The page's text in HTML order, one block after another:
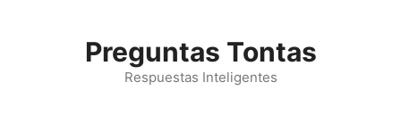
Preguntas Tontas
Respuestas Inteligentes